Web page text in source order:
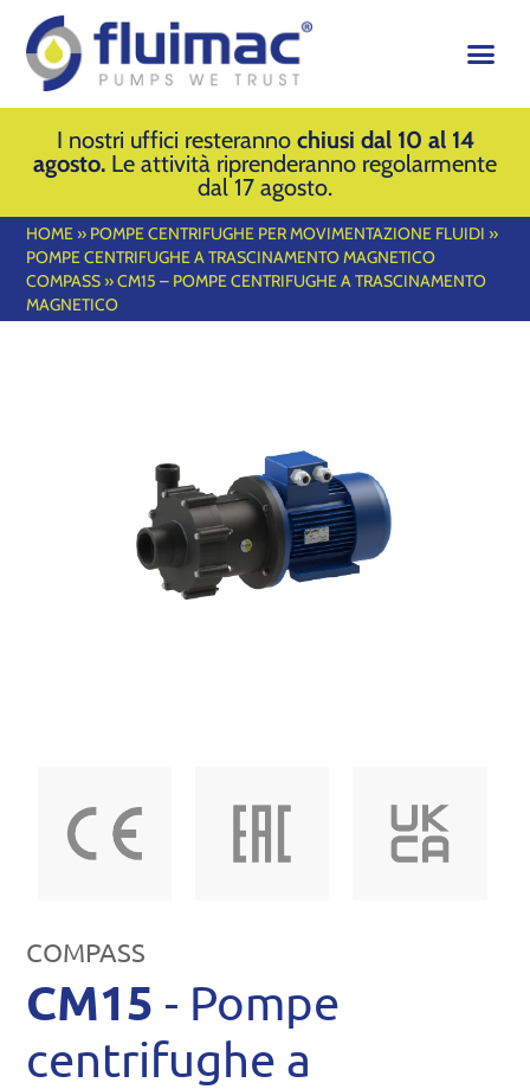
I nostri uffici resteranno chiusi dal 10 al 14
agosto. Le attività riprenderanno regolarmente
dal 17 agosto.
HOME » POMPE CENTRIFUGHE PER MOVIMENTAZIONE FLUIDI »
POMPE CENTRIFUGHE A TRASCINAMENTO MAGNETICO
COMPASS »CM15 – POMPE CENTRIFUGHE A TRASCINAMENTO
MAGNETICO
COMPASS
CM15 - Pompe
centrifughe a